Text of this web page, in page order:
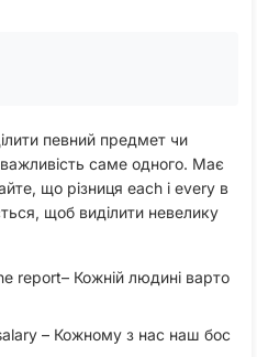
певний предмет чи
саме одного. Має
що різниця each і every в
щоб виділити невелику
report– Кожній людині варто
– Кожному з нас наш бос